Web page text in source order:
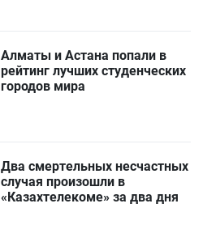
Алматы и Астана попали в
рейтинг лучших студенческих
городов мира
Два смертельных несчастных
случая произошли в
«Казахтелекоме» за два дня